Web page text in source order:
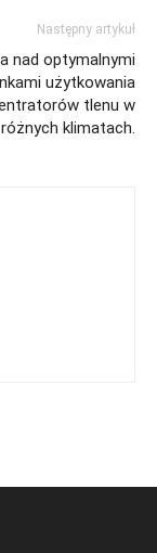
Następny artykuł
nad optymalnymi
użytkowania
tlenu w
różnych klimatach.